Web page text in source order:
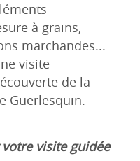
à grains,
marchandes...
visite
de la
Guerlesquin.
visite guidée